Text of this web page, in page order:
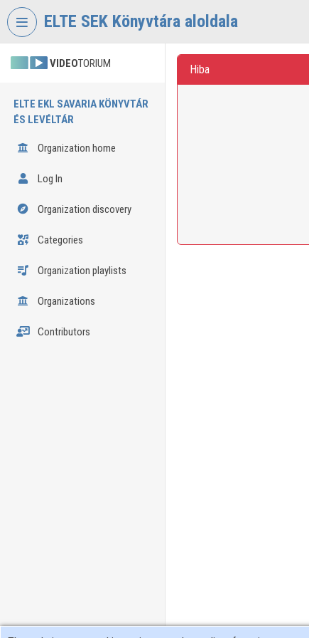
Skip header
ELTE SEK Könyvtára aloldala
VIDEOTORIUM
ELTE EKL SAVARIA KÖNYVTÁR
ÉS LEVÉLTÁR
Organization home
Log In
Organization discovery
Categories
Organization playlists
Organizations
Contributors
Hiba